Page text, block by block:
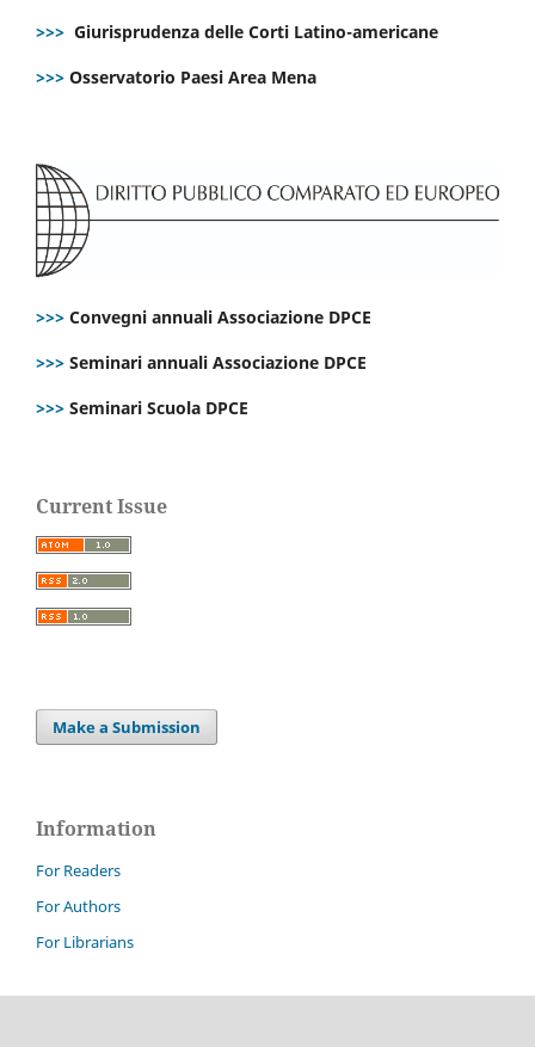
>>> Giurisprudenza delle Corti Latino-americane
>>> Osservatorio Paesi Area Mena
>>> Convegni annuali Associazione DPCE
>>> Seminari annuali Associazione DPCE
>>> Seminari Scuola DPCE
Current Issue
Make a Submission
Information
For Readers
For Authors
For Librarians